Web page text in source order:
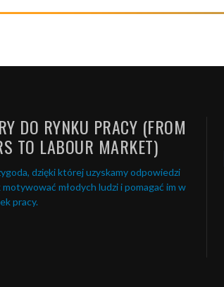
DO RYNKU PRACY (FROM
TO LABOUR MARKET)
dzięki której uzyskamy odpowiedzi
młodych ludzi i pomagać im w
pracy.